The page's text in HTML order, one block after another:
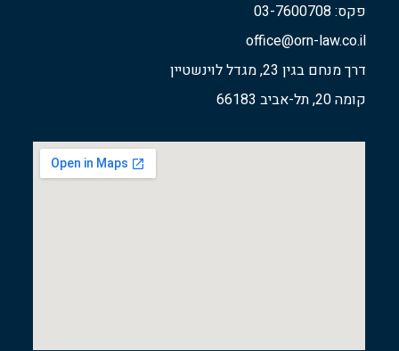
פקס: 03-7600708
office@orn-law.co.il
דרך מנחם בגין 23, מגדל לוינשטיין
קומה 20, תל-אביב 66183